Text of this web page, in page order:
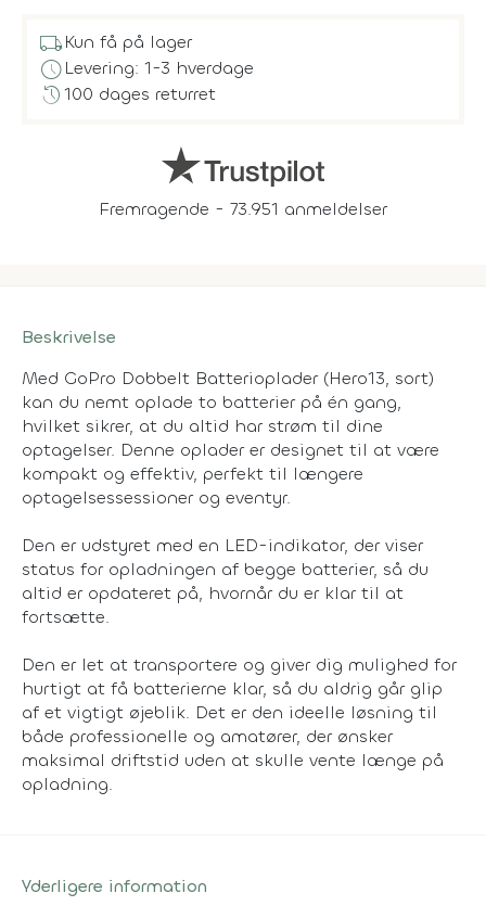
local_shippingKun få på lager
scheduleLevering: 1-3 hverdage
history100 dages returret
Fremragende - 73.951 anmeldelser
Beskrivelse
Med GoPro Dobbelt Batterioplader (Hero13, sort)
kan du nemt oplade to batterier på én gang,
hvilket sikrer, at du altid har strøm til dine
optagelser. Denne oplader er designet til at være
kompakt og effektiv, perfekt til længere
optagelsessessioner og eventyr.
Den er udstyret med en LED-indikator, der viser
status for opladningen af begge batterier, så du
altid er opdateret på, hvornår du er klar til at
fortsætte.
Den er let at transportere og giver dig mulighed for
hurtigt at få batterierne klar, så du aldrig går glip
af et vigtigt øjeblik. Det er den ideelle løsning til
både professionelle og amatører, der ønsker
maksimal driftstid uden at skulle vente længe på
opladning.
Yderligere information